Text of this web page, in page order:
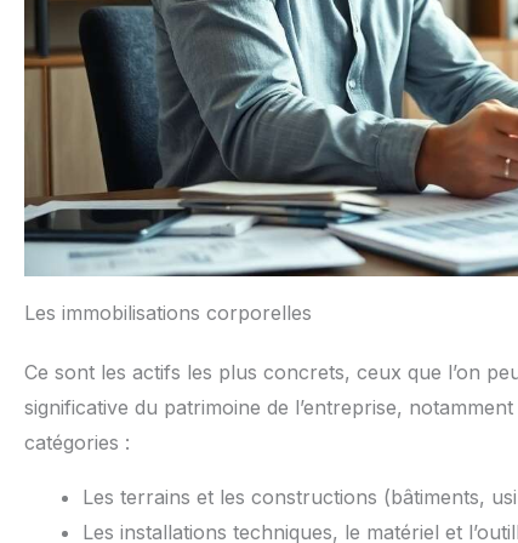
Les immobilisations corporelles
Ce sont les actifs les plus concrets, ceux que l’on
significative du patrimoine de l’entreprise,
catégories :
Les terrains et les constructions (bâtiments,
Les installations techniques, le matériel et